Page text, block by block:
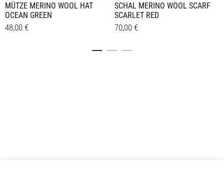
MÜTZE MERINO WOOL HAT
OCEAN GREEN
48,00 €
SCHAL MERINO WOOL SCARF
SCARLET RED
70,00 €